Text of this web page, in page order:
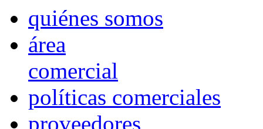
quiénes somos
área
comercial
políticas comerciales
proveedores